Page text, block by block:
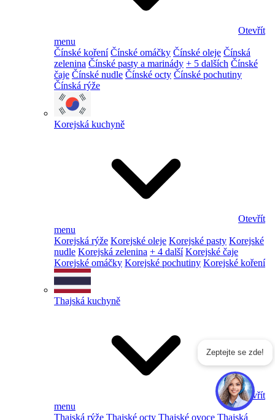
Otevřít
menu
Čínské koření Čínské omáčky Čínské oleje Čínská
zelenina Čínské pasty a marinády + 5 dalších Čínské
čaje Čínské nudle Čínské octy Čínské pochutiny
Čínská rýže
Korejská kuchyně
Otevřít
menu
Korejská rýže Korejské oleje Korejské pasty Korejské
nudle Korejská zelenina + 4 další Korejské čaje
Korejské omáčky Korejské pochutiny Korejské koření
Thajská kuchyně
Otevřít
menu
Thajská rýže Thajské octy Thajské ovoce Thajská
Zeptejte se zde!